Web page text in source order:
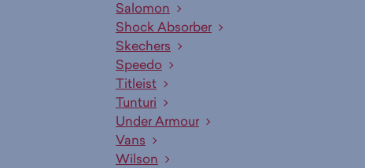
Salomon
Shock Absorber
Skechers
Speedo
Titleist
Tunturi
Under Armour
Vans
Wilson